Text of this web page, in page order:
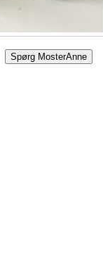
Spørg MosterAnne